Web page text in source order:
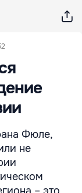
Фюле,
не